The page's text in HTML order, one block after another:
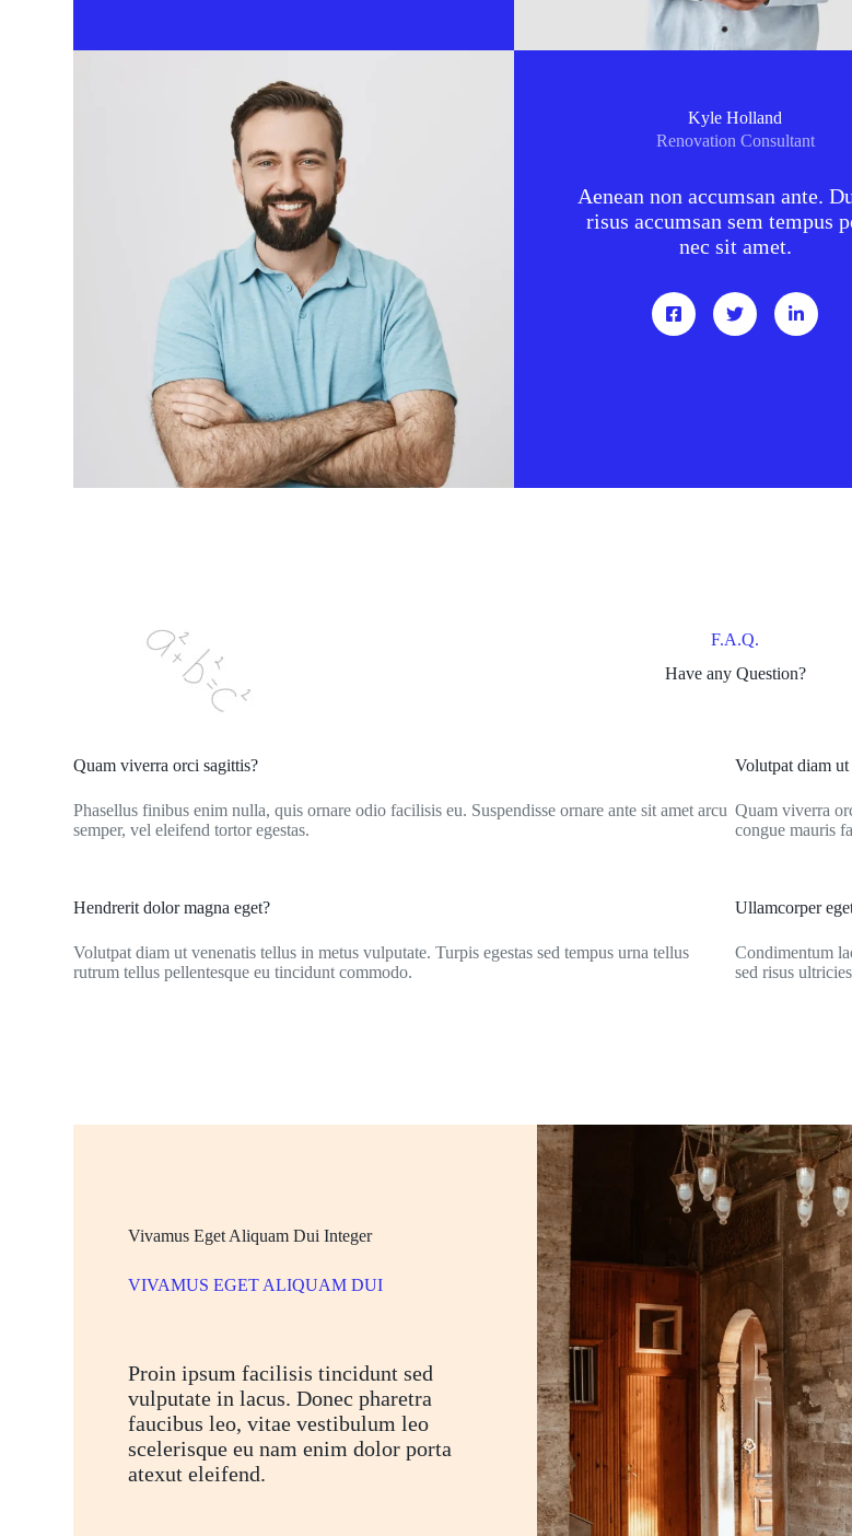
Kyle Holland
Renovation Consultant
Aenean non accumsan ante.
risus accumsan sem tempus
nec sit amet.
F.A.Q.
Have any Question?
Quam viverra orci sagittis?
Phasellus finibus enim nulla, quis ornare odio facilisis eu. Suspendisse ornare ante sit amet arcu
semper, vel eleifend tortor egestas.
Hendrerit dolor magna eget?
Volutpat diam ut venenatis tellus in metus vulputate. Turpis egestas sed tempus urna tellus
rutrum tellus pellentesque eu tincidunt commodo.
Volutpat diam ut
Quam viverra
congue mauris
Ullamcorper
Condimentum
sed risus
Vivamus Eget Aliquam Dui Integer
VIVAMUS EGET ALIQUAM DUI
Proin ipsum facilisis tincidunt sed
vulputate in lacus. Donec pharetra
faucibus leo, vitae vestibulum leo
scelerisque eu nam enim dolor porta
atexut eleifend.